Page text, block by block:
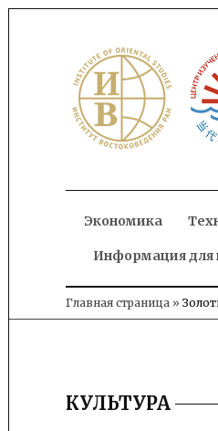
content
Экономика
Информация для
Главная страница »
POSTED
КУЛЬТУРА